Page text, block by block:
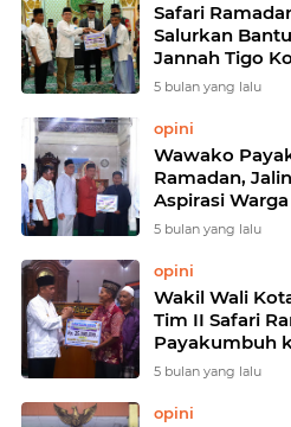
Safari
Salurkan
Jannah Tigo
5 bulan yang lalu
opini
Wawako
Ramadan,
Aspirasi
Payolansek
5 bulan yang lalu
opini
Wakil Wali
Tim II Safari
Payakumbuh
Mukarramah
5 bulan yang lalu
opini